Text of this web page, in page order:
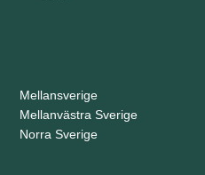
Mellansverige
Mellanvästra Sverige
Norra Sverige